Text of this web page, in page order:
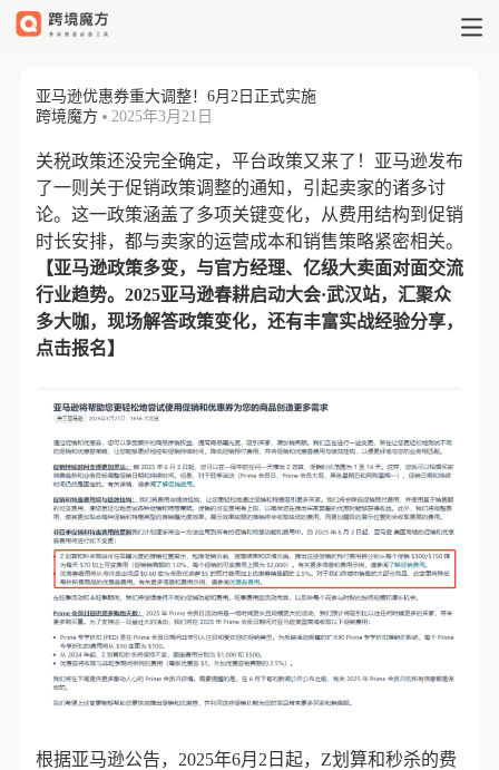
亚马逊优惠券重大调整！6月2日正式实施
跨境魔方
2025年3月21日
关税政策还没完全确定，平台政策又来了！亚马逊发布
了一则关于促销政策调整的通知，引起卖家的诸多讨
论。这一政策涵盖了多项关键变化，从费用结构到促销
时长安排，都与卖家的运营成本和销售策略紧密相关。
【亚马逊政策多变，与官方经理、亿级大卖面对面交流
行业趋势。2025亚马逊春耕启动大会·武汉站，汇聚众
多大咖，现场解答政策变化，还有丰富实战经验分享，
点击报名】
根据亚马逊公告， 2025年6月2日起，Z划算和秒杀的费